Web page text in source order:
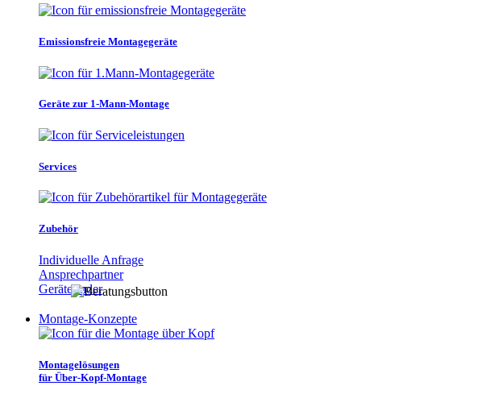
Emissionsfreie Montagegeräte
Geräte zur 1-Mann-Montage
Services
Zubehör
Individuelle Anfrage
Ansprechpartner
Gerätefinder
Montage-Konzepte
Montagelösungen
für Über-Kopf-Montage